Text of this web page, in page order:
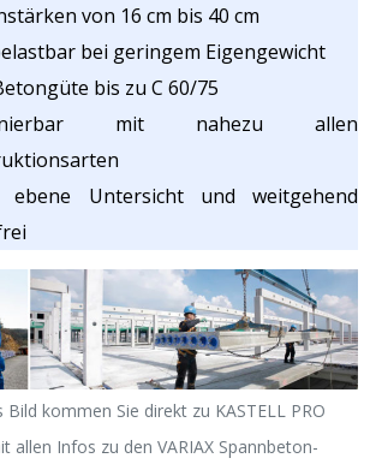
von 16 cm bis 40 cm
bei geringem Eigengewicht
bis zu C 60/75
mit nahezu allen
ebene Untersicht und weitgehend
kommen Sie direkt zu KASTELL PRO
allen Infos zu den VARIAX Spannbeton-